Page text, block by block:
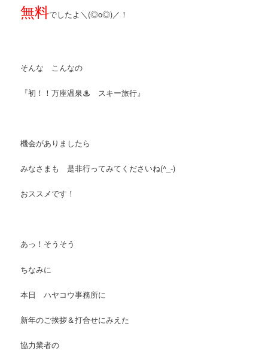
無料でしたよ＼(◎o◎)／！
そんな こんなの
『初！！万座温泉♨ スキー旅行』
機会がありましたら
みなさまも 是非行ってみてくださいね(^_-)
おススメです！
あっ！そうそう
ちなみに
本日 ハヤコウ事務所に
新年のご挨拶＆打合せにみえた
協力業者の